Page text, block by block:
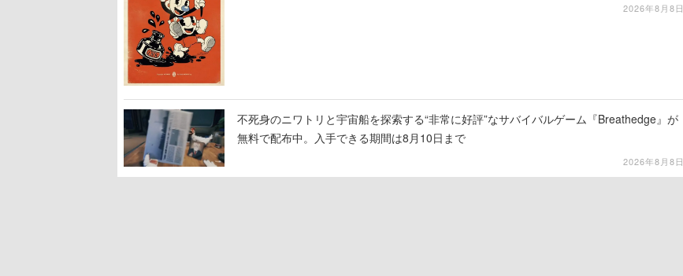
2026年8月8日
不死身のニワトリと宇宙船を探索する“非常に好評”なサバイバルゲーム『Breathedge』が
無料で配布中。入手できる期間は8月10日まで
2026年8月8日